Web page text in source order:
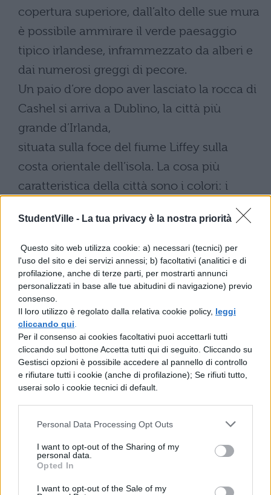
StudentVille - La tua privacy è la nostra priorità
Questo sito web utilizza cookie: a) necessari (tecnici) per
l'uso del sito e dei servizi annessi; b) facoltativi (analitici e di
profilazione, anche di terze parti, per mostrarti annunci
personalizzati in base alle tue abitudini di navigazione) previo
consenso.
Il loro utilizzo è regolato dalla relativa cookie policy, leggi
cliccando qui
Per il consenso ai cookies facoltativi puoi accettarli tutti
cliccando sul bottone Accetta tutti qui di seguito. Cliccando su
Gestisci opzioni è possibile accedere al pannello di controllo
e rifiutare tutti i cookie (anche di profilazione); Se rifiuti tutto,
userai solo i cookie tecnici di default.
Personal Data Processing Opt Outs
I want to opt-out of the Sharing of my
personal data.
Opted In
I want to opt-out of the Sale of my
copertura superiore, dall’alto delle sue mura
è possibile ammirare il verde paesaggio
tipico irlandese, inframmezzato da alberi e
dai numerosi greggi di pecore.
Un paio d’ore dopo aver lasciato la rocca di
Cashel si arriva a Dublino, la città più
grande d’Irlanda,
situata sulla foce del fiume Liffey sulla
costa orientale dell’isola. La cosa più
caratteristica della città sono i colori: i
palazzi sia quelli più antichi del centro che
quelli più recenti tendono a mantenere un
colore rosso acceso, oltre ai portoni di casa
che sono rigorosamente colorati ed è
difficile trovarne due uguali attaccati.
Le vie principali sono O’Connel’s street
l’arteria principale della città situata in
centro e che divide un po come il fiume la
città in due zone: la Northside più operaia e
popolare, dalla southside storicamente
da O’Connel’s street è situata Temple Bar la
notturna dublinese, in cui sembra carnevale